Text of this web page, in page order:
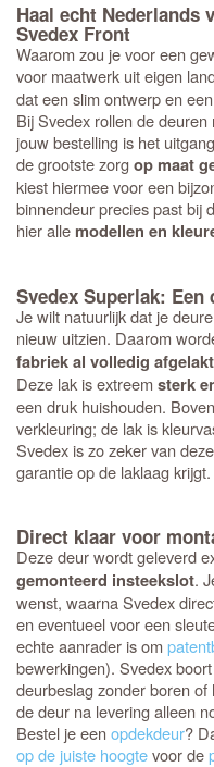
Haal echt Nederlands
Svedex Front
Waarom zou je voor een
voor maatwerk uit eigen
dat een slim ontwerp en
Bij Svedex rollen de
jouw bestelling is het
de grootste zorgop maat
kiest hiermee voor een
binnendeur precies past bij
hier alle modellen en
Svedex Superlak:
Je wilt natuurlijk dat je
nieuw uitzien. Daarom
fabriek al volledig afgelakt
Deze lak is extreemsterk
een druk huishouden.
verkleuring; de lak is
Svedex is zo zeker van
garantie op de laklaag krijgt.
Direct klaar voor
Deze deur wordt geleverd
gemonteerd insteekslot.
wenst, waarna Svedex
en eventueel voor een
echte aanrader is om
bewerkingen). Svedex
deurbeslag zonder boren
de deur na levering alleen
Bestel je eenopdekdeur?
op de juiste hoogtevoor de